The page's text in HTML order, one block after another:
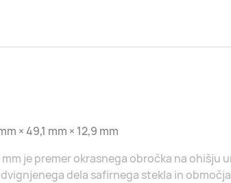
× 49,1 mm × 12,9 mm
mm je premer okrasnega obročka na ohišju
dela safirnega stekla in